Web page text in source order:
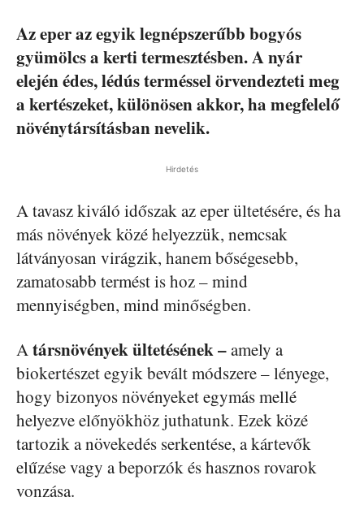
Az eper az egyik legnépszerűbb bogyós
gyümölcs a kerti termesztésben. A nyár
elején édes, lédús terméssel örvendezteti meg
a kertészeket, különösen akkor, ha megfelelő
növénytársításban nevelik.
Hirdetés
A tavasz kiváló időszak az eper ültetésére, és ha
más növények közé helyezzük, nemcsak
látványosan virágzik, hanem bőségesebb,
zamatosabb termést is hoz – mind
mennyiségben, mind minőségben.
Atársnövények ültetésének –amely a
biokertészet egyik bevált módszere – lényege,
hogy bizonyos növényeket egymás mellé
helyezve előnyökhöz juthatunk. Ezek közé
tartozik a növekedés serkentése, a kártevők
elűzése vagy a beporzók és hasznos rovarok
vonzása.